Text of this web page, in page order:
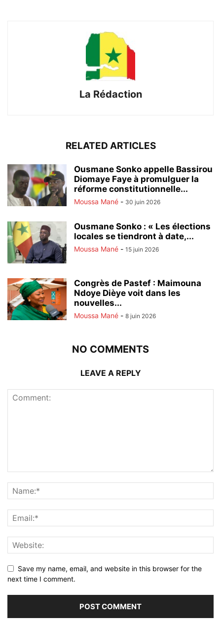
La Rédaction
RELATED ARTICLES
Ousmane Sonko appelle Bassirou
Diomaye Faye à promulguer la
réforme constitutionnelle...
Moussa Mané - 30 juin 2026
Ousmane Sonko : « Les élections
locales se tiendront à date,...
Moussa Mané - 15 juin 2026
Congrès de Pastef : Maimouna
Ndoye Dièye voit dans les
nouvelles...
Moussa Mané - 8 juin 2026
NO COMMENTS
LEAVE A REPLY
Save my name, email, and website in this browser for the
next time I comment.